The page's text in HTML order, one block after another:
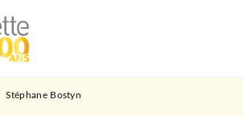
Stéphane Bostyn